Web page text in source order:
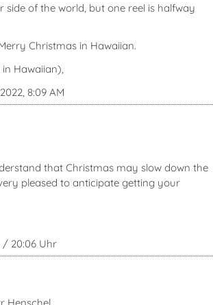
side of the world, but one reel is halfway
Christmas in Hawaiian.
Hawaiian),
8:09 AM
that Christmas may slow down the
pleased to anticipate getting your
/ 20:06 Uhr